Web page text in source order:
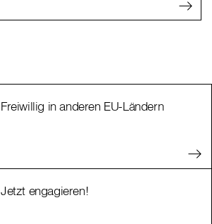
Freiwillig in anderen EU-Ländern
Jetzt engagieren!